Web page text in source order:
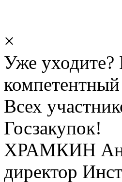
×
Уже уходите?
Всех
Госзакупок!
ХРАМКИН
директор